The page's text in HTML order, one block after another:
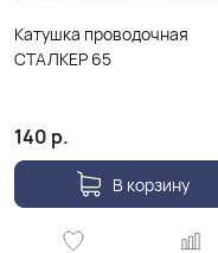
Катушка проводочная
СТАЛКЕР 65
140 р.
В корзину